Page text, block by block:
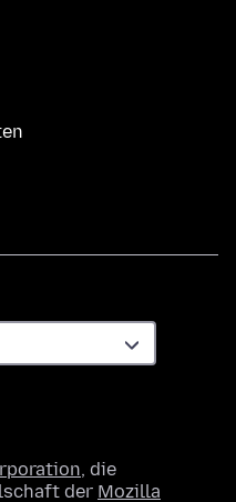
, die
der Mozilla